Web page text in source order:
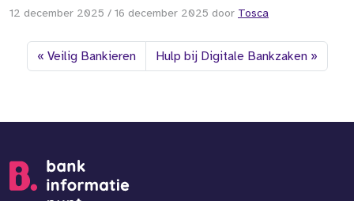
12 december 2025 / 16 december 2025 door Tosca
Veilig Bankieren Hulp bij Digitale Bankzaken